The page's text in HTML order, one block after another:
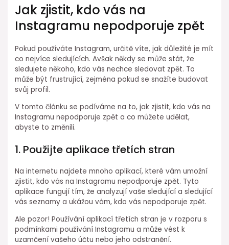
Jak zjistit, kdo vás na
Instagramu nepodporuje zpět
Pokud používáte Instagram, určitě víte, jak důležité je mít
co nejvíce sledujících. Avšak někdy se může stát, že
sledujete někoho, kdo vás nechce sledovat zpět. To
může být frustrující, zejména pokud se snažíte budovat
svůj profil.
V tomto článku se podíváme na to, jak zjistit, kdo vás na
Instagramu nepodporuje zpět a co můžete udělat,
abyste to změnili.
1. Použijte aplikace třetích stran
Na internetu najdete mnoho aplikací, které vám umožní
zjistit, kdo vás na Instagramu nepodporuje zpět. Tyto
aplikace fungují tím, že analyzují vaše sledující a sledující
vás seznamy a ukážou vám, kdo vás nepodporuje zpět.
Ale pozor! Používání aplikací třetích stran je v rozporu s
podmínkami používání Instagramu a může vést k
uzamčení vašeho účtu nebo jeho odstranění.